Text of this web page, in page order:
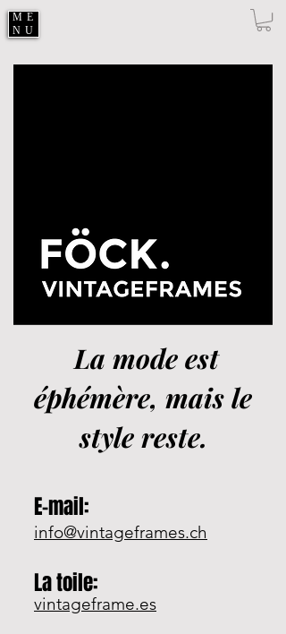
ME
NU
La mode est
éphémère, mais le
style reste.
E-mail:
info@vintageframes.ch
vintageframe.es
La toile: